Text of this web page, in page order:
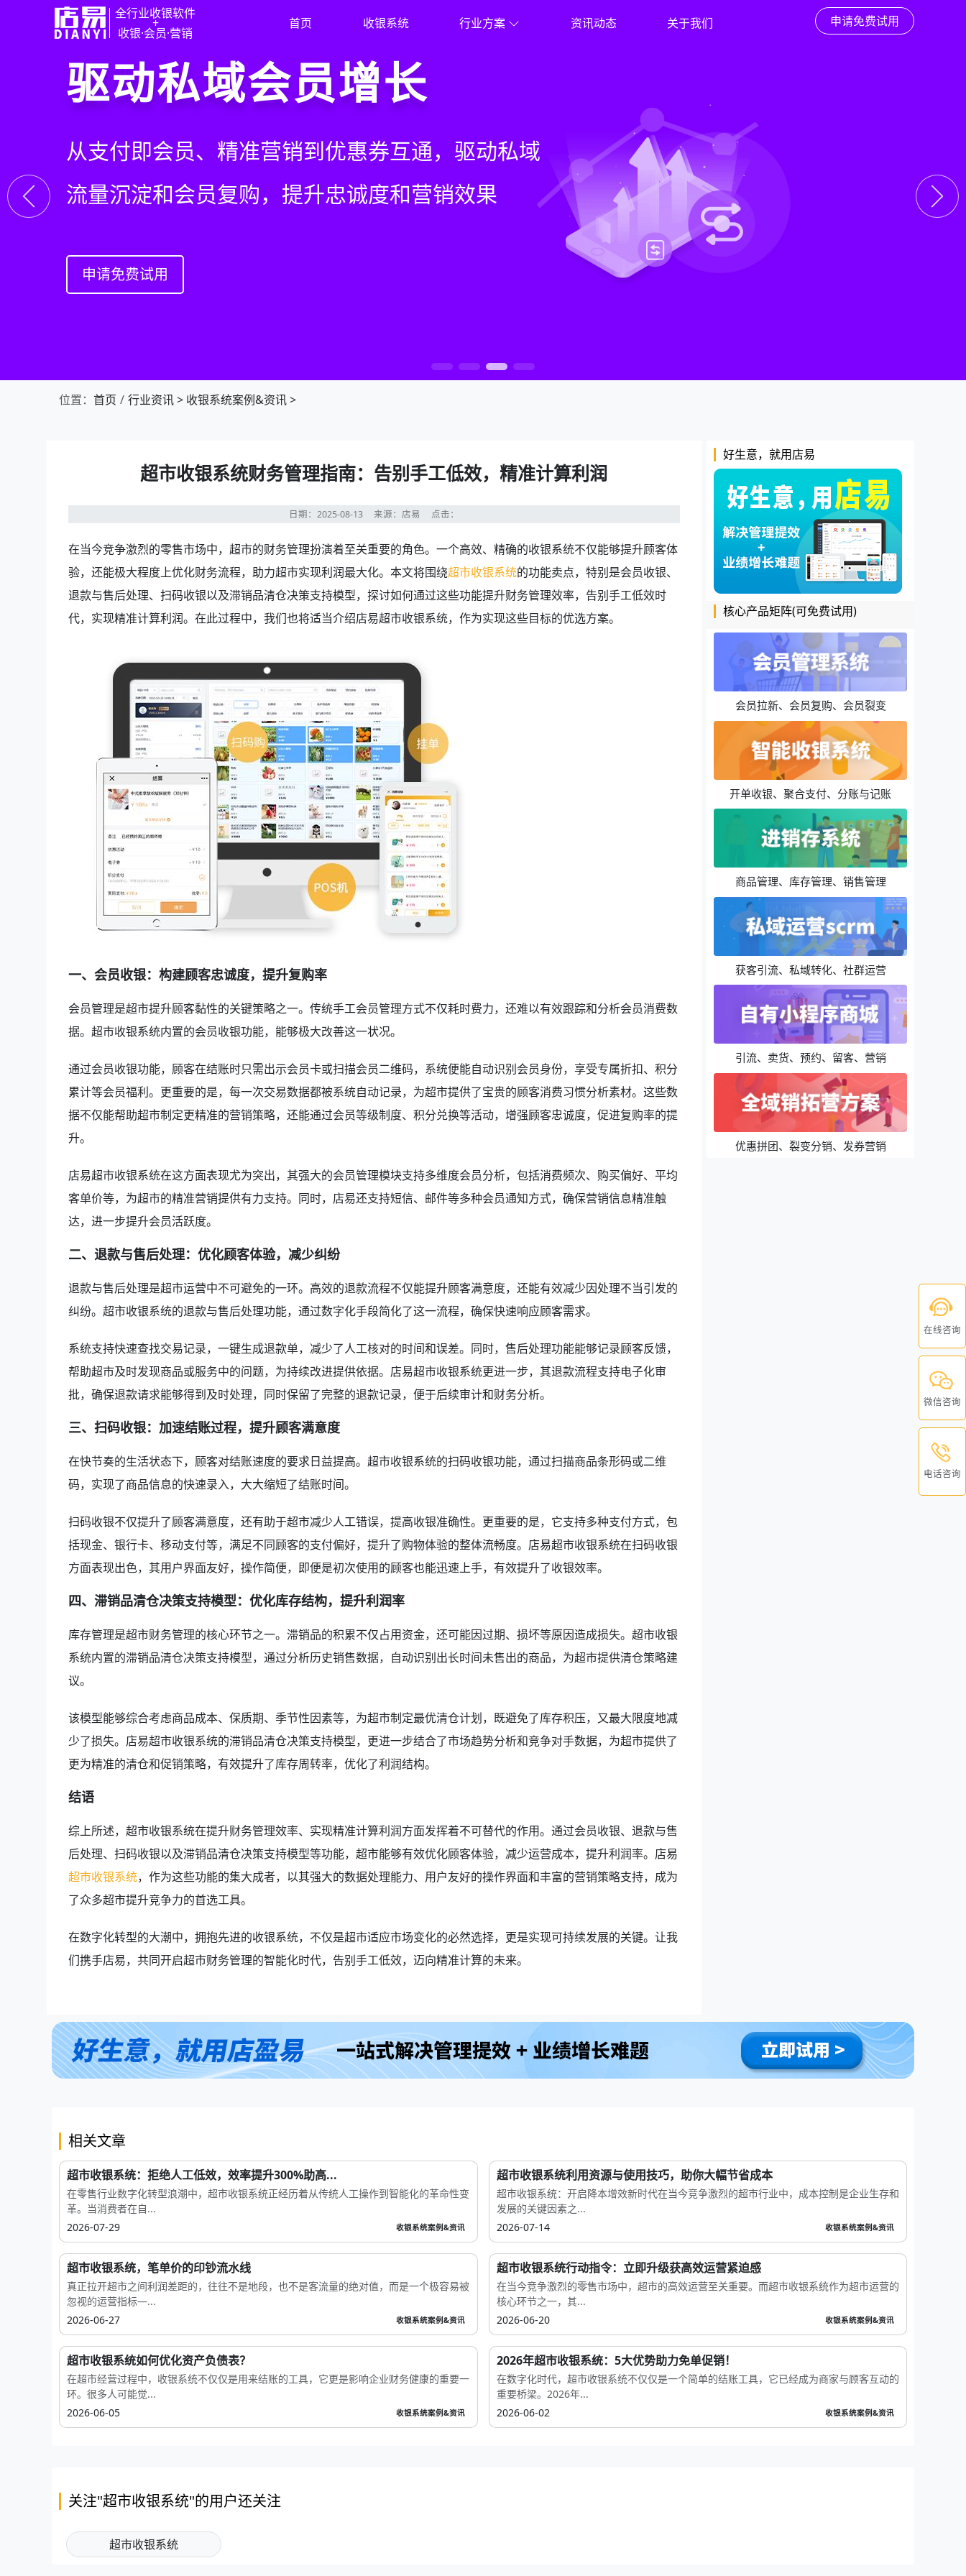
全行业收银软件
+
收银·会员·营销
首页 收银系统 行业方案 资讯动态 关于我们 申请免费试用
门店收银，就用店易
智慧收银+商品库存+会员增长+小程序商城，一套
系统解决开店管店及业绩增长难题
申请免费试用
重塑门店运营体验
从极速收银、全渠道库存同步到订单统一处理，重
构门店运营流程，实现降本增效与业绩突破
申请免费试用
驱动私域会员增长
从支付即会员、精准营销到优惠券互通，驱动私域
流量沉淀和会员复购，提升忠诚度和营销效果
申请免费试用
快速拓展生意边界
借助小程序商城、线上引流到线下售后，打通全域
销售渠道，拓展生意边界，提升顾客体验
申请免费试用
上一张 下一
位置： 首页 行业资讯> 收银系统案例&资讯>
超市收银系统财务管理指南：告别手工低效，精准计算利润
日期：2025-08-13 来源：店易 点击：
在当今竞争激烈的零售市场中，超市的财务管理扮演着至关重要的角色。一个高效、精确的收银系统不仅能够提升顾客体
验，还能极大程度上优化财务流程，助力超市实现利润最大化。本文将围绕超市收银系统的功能卖点，特别是会员收银、
退款与售后处理、扫码收银以及滞销品清仓决策支持模型，探讨如何通过这些功能提升财务管理效率，告别手工低效时
代，实现精准计算利润。在此过程中，我们也将适当介绍店易超市收银系统，作为实现这些目标的优选方案。
一、会员收银：构建顾客忠诚度，提升复购率
会员管理是超市提升顾客黏性的关键策略之一。传统手工会员管理方式不仅耗时费力，还难以有效跟踪和分析会员消费数
据。超市收银系统内置的会员收银功能，能够极大改善这一状况。
通过会员收银功能，顾客在结账时只需出示会员卡或扫描会员二维码，系统便能自动识别会员身份，享受专属折扣、积分
累计等会员福利。更重要的是，每一次交易数据都被系统自动记录，为超市提供了宝贵的顾客消费习惯分析素材。这些数
据不仅能帮助超市制定更精准的营销策略，还能通过会员等级制度、积分兑换等活动，增强顾客忠诚度，促进复购率的提
升。
店易超市收银系统在这方面表现尤为突出，其强大的会员管理模块支持多维度会员分析，包括消费频次、购买偏好、平均
客单价等，为超市的精准营销提供有力支持。同时，店易还支持短信、邮件等多种会员通知方式，确保营销信息精准触
达，进一步提升会员活跃度。
二、退款与售后处理：优化顾客体验，减少纠纷
退款与售后处理是超市运营中不可避免的一环。高效的退款流程不仅能提升顾客满意度，还能有效减少因处理不当引发的
纠纷。超市收银系统的退款与售后处理功能，通过数字化手段简化了这一流程，确保快速响应顾客需求。
系统支持快速查找交易记录，一键生成退款单，减少了人工核对的时间和误差。同时，售后处理功能能够记录顾客反馈，
帮助超市及时发现商品或服务中的问题，为持续改进提供依据。店易超市收银系统更进一步，其退款流程支持电子化审
批，确保退款请求能够得到及时处理，同时保留了完整的退款记录，便于后续审计和财务分析。
三、扫码收银：加速结账过程，提升顾客满意度
在快节奏的生活状态下，顾客对结账速度的要求日益提高。超市收银系统的扫码收银功能，通过扫描商品条形码或二维
码，实现了商品信息的快速录入，大大缩短了结账时间。
扫码收银不仅提升了顾客满意度，还有助于超市减少人工错误，提高收银准确性。更重要的是，它支持多种支付方式，包
括现金、银行卡、移动支付等，满足不同顾客的支付偏好，提升了购物体验的整体流畅度。店易超市收银系统在扫码收银
方面表现出色，其用户界面友好，操作简便，即便是初次使用的顾客也能迅速上手，有效提升了收银效率。
四、滞销品清仓决策支持模型：优化库存结构，提升利润率
库存管理是超市财务管理的核心环节之一。滞销品的积累不仅占用资金，还可能因过期、损坏等原因造成损失。超市收银
系统内置的滞销品清仓决策支持模型，通过分析历史销售数据，自动识别出长时间未售出的商品，为超市提供清仓策略建
议。
该模型能够综合考虑商品成本、保质期、季节性因素等，为超市制定最优清仓计划，既避免了库存积压，又最大限度地减
少了损失。店易超市收银系统的滞销品清仓决策支持模型，更进一步结合了市场趋势分析和竞争对手数据，为超市提供了
更为精准的清仓和促销策略，有效提升了库存周转率，优化了利润结构。
结语
综上所述，超市收银系统在提升财务管理效率、实现精准计算利润方面发挥着不可替代的作用。通过会员收银、退款与售
后处理、扫码收银以及滞销品清仓决策支持模型等功能，超市能够有效优化顾客体验，减少运营成本，提升利润率。店易
超市收银系统，作为这些功能的集大成者，以其强大的数据处理能力、用户友好的操作界面和丰富的营销策略支持，成为
了众多超市提升竞争力的首选工具。
在数字化转型的大潮中，拥抱先进的收银系统，不仅是超市适应市场变化的必然选择，更是实现可持续发展的关键。让我
们携手店易，共同开启超市财务管理的智能化时代，告别手工低效，迈向精准计算的未来。
好生意，就用店易
核心产品矩阵(可免费试用)
会员拉新、会员复购、会员裂变
开单收银、聚合支付、分账与记账
商品管理、库存管理、销售管理
获客引流、私域转化、社群运营
引流、卖货、预约、留客、营销
优惠拼团、裂变分销、发券营销
相关文章
超市收银系统：拒绝人工低效，效率提升300%助高...
在零售行业数字化转型浪潮中，超市收银系统正经历着从传统人工操作到智能化的革命性变
革。当消费者在自...
2026-07-29
收银系统案例&资讯
超市收银系统利用资源与使用技巧，助你大幅节省成本
超市收银系统：开启降本增效新时代在当今竞争激烈的超市行业中，成本控制是企业生存和
发展的关键因素之...
2026-07-14
收银系统案例&资讯
超市收银系统，笔单价的印钞流水线
真正拉开超市之间利润差距的，往往不是地段，也不是客流量的绝对值，而是一个极容易被
忽视的运营指标—...
2026-06-27
收银系统案例&资讯
超市收银系统行动指令：立即升级获高效运营紧迫感
在当今竞争激烈的零售市场中，超市的高效运营至关重要。而超市收银系统作为超市运营的
核心环节之一，其...
2026-06-20
收银系统案例&资讯
超市收银系统如何优化资产负债表？
在超市经营过程中，收银系统不仅仅是用来结账的工具，它更是影响企业财务健康的重要一
环。很多人可能觉...
2026-06-05
收银系统案例&资讯
2026年超市收银系统：5大优势助力免单促销！
在数字化时代，超市收银系统不仅仅是一个简单的结账工具，它已经成为商家与顾客互动的
重要桥梁。2026年...
2026-06-02
收银系统案例&资讯
关注"超市收银系统"的用户还关注
超市收银系统
在线咨询
微信咨询
电话咨询